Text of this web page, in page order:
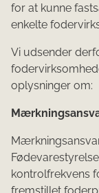
for at kunne
enkelte
Vi udsender
oplysninger om:
kontrolfrekvens